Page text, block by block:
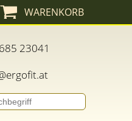
WARENKORB
23041